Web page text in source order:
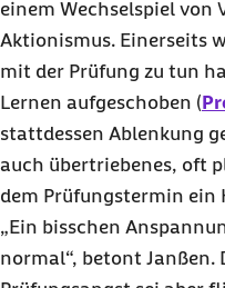
einem Wechselspiel von
Aktionismus. Einerseits
mit der Prüfung zu tun
Lernen aufgeschoben (
stattdessen Ablenkung
auch übertriebenes, oft
dem Prüfungstermin ein
„Ein bisschen
normal“, betont Janßen.